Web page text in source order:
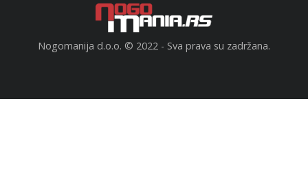
Nogomanija d.o.o. © 2022 - Sva prava su zadržana.